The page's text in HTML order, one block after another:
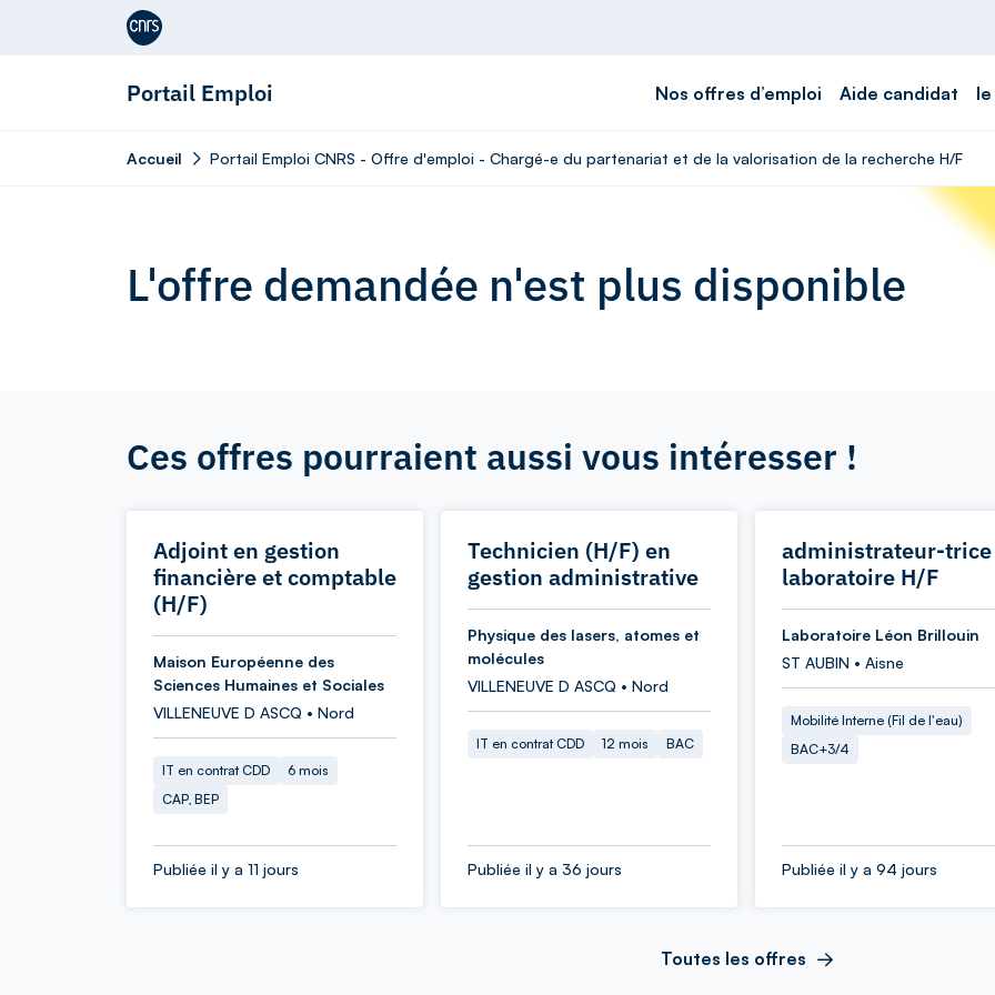
Aller au contenu
Portail Emploi Nos offres d’emploi Aide candidat
Accueil Portail Emploi CNRS - Offre d'emploi - Chargé-e du partenariat et de la valorisation de la recherche H/F
L'offre demandée n'est plus disponible
Ces offres pourraient aussi vous intéresser !
Adjoint en gestion
financière et comptable
(H/F)
Maison Européenne des
Sciences Humaines et Sociales
VILLENEUVE D ASCQ • Nord
IT en contrat CDD
6 mois
CAP, BEP
Publiée il y a 11 jours
Technicien (H/F) en
gestion administrative
Physique des lasers, atomes et
molécules
VILLENEUVE D ASCQ • Nord
IT en contrat CDD 12 mois BAC
Publiée il y a 36 jours
administrateur-trice
laboratoire H/F
Laboratoire Léon Brillouin
ST AUBIN • Aisne
Mobilité Interne (Fil de l'eau)
BAC+3/4
Publiée il y a 94 jours
Toutes les offres